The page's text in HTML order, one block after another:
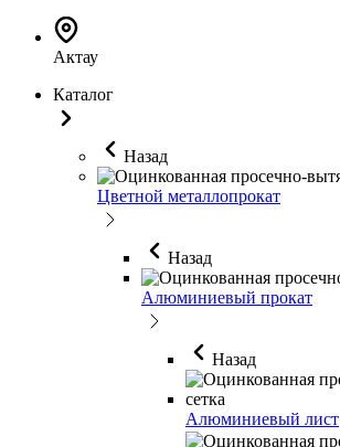
Актау
Каталог
Назад
Цветной металлопрокат
Назад
Алюминиевый прокат
Назад
Алюминиевый лист